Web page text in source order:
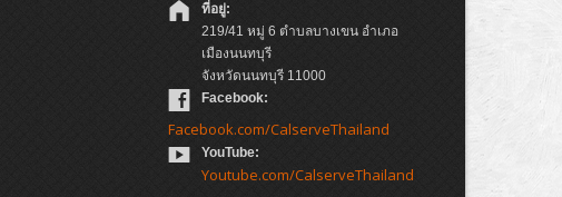
ที่อยู่:
219/41 หมู่ 6 ตำบลบางเขน อำเภอ
เมืองนนทบุรี
จังหวัดนนทบุรี 11000
Facebook:
Facebook.com/CalserveThailand
YouTube:
Youtube.com/CalserveThailand